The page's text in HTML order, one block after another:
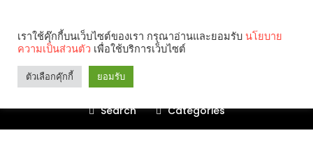
Search Categories
เราใช้คุ๊กกี้บนเว็บไซต์ของเรา กรุณาอ่านและยอมรับ นโยบาย
ความเป็นส่วนตัว เพื่อใช้บริการเว็บไซต์
ตัวเลือกคุ๊กกี้ ยอมรับ